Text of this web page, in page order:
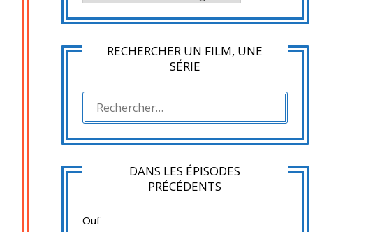
RECHERCHER UN FILM, UNE
SÉRIE
DANS LES ÉPISODES
PRÉCÉDENTS
Ouf